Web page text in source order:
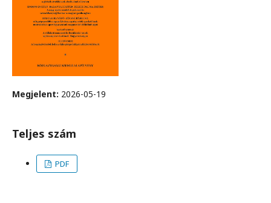
Megjelent: 2026-05-19
Teljes szám
PDF